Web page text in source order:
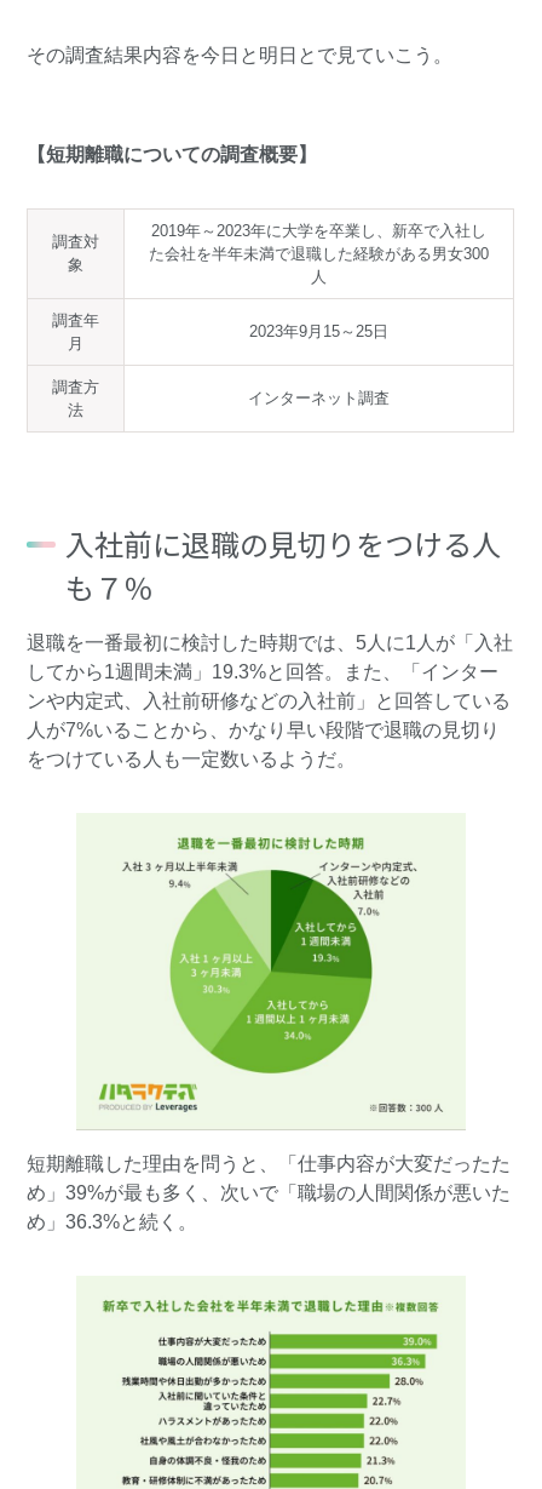
その調査結果内容を今日と明日とで見ていこう。
【短期離職についての調査概要】
調査対
象
2019年～2023年に大学を卒業し、新卒で入社し
た会社を半年未満で退職した経験がある男女300
人
調査年
月
2023年9月15～25日
調査方
法
インターネット調査
入社前に退職の見切りをつける人
も７％
退職を一番最初に検討した時期では、5人に1人が「入社
してから1週間未満」19.3%と回答。また、「インター
ンや内定式、入社前研修などの入社前」と回答している
人が7%いることから、かなり早い段階で退職の見切り
をつけている人も一定数いるようだ。
短期離職した理由を問うと、「仕事内容が大変だったた
め」39%が最も多く、次いで「職場の人間関係が悪いた
め」36.3%と続く。